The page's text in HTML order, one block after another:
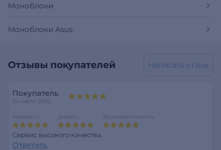
Моноблоки
Моноблоки Asus
Отзывы покупателей Написать отзыв
Покупатель
29 июля 2026
Мощность Дизайн Функциональность
Сервис высокого качества.
Ответить